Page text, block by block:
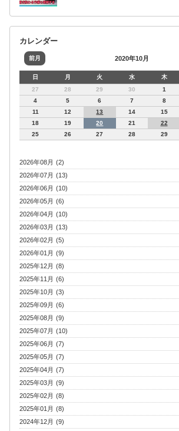
カレンダー
前月 2020年10月
日 月 火 水 木
27
28 29 30 1
4
5 6 7 8
11
12 13 14 15
18
19 20 21 22
25
26 27 28 29
2026年08月 (2)
2026年07月 (13)
2026年06月 (10)
2026年05月 (6)
2026年04月 (10)
2026年03月 (13)
2026年02月 (5)
2026年01月 (9)
2025年12月 (8)
2025年11月 (6)
2025年10月 (3)
2025年09月 (6)
2025年08月 (9)
2025年07月 (10)
2025年06月 (7)
2025年05月 (7)
2025年04月 (7)
2025年03月 (9)
2025年02月 (8)
2025年01月 (8)
2024年12月 (9)